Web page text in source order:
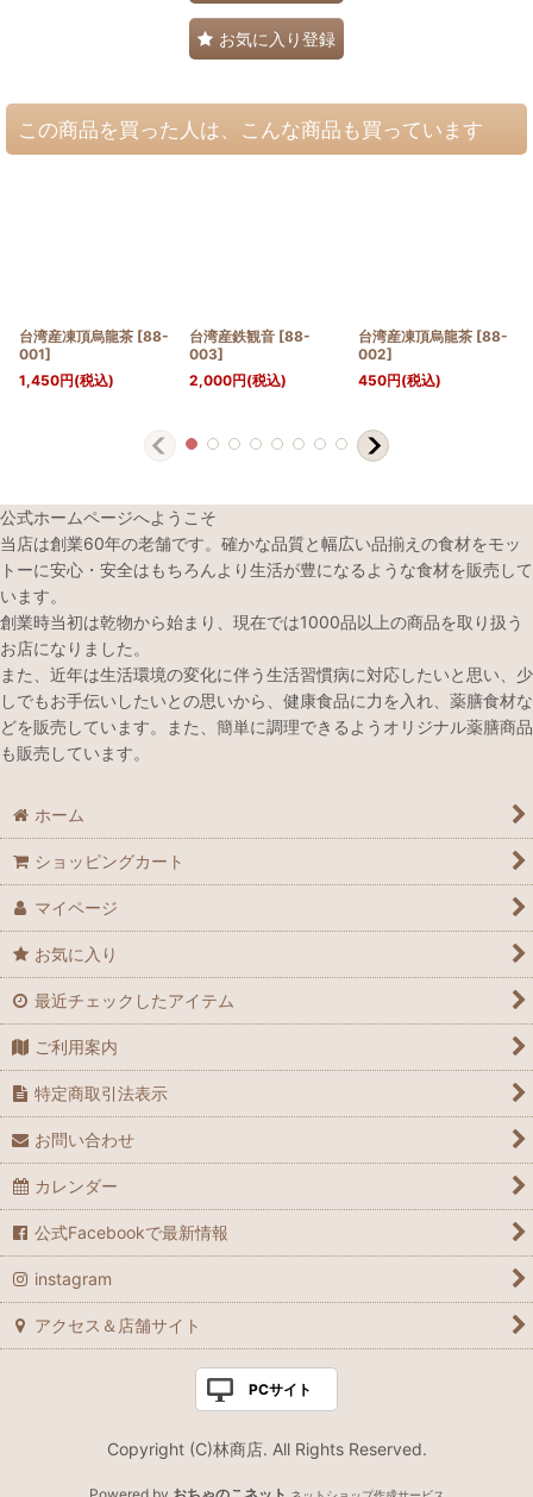
お気に入り登録
この商品を買った人は、こんな商品も買っています
台湾産凍頂烏龍茶 [88-
001]
1,450円(税込)
台湾産鉄観音 [88-
003]
2,000円(税込)
台湾産凍頂烏龍茶 [88-
002]
450円(税込)
公式ホームページへようこそ
当店は創業60年の老舗です。確かな品質と幅広い品揃えの食材をモッ
トーに安心・安全はもちろんより生活が豊になるような食材を販売して
います。
創業時当初は乾物から始まり、現在では1000品以上の商品を取り扱う
お店になりました。
また、近年は生活環境の変化に伴う生活習慣病に対応したいと思い、少
しでもお手伝いしたいとの思いから、健康食品に力を入れ、薬膳食材な
どを販売しています。また、簡単に調理できるようオリジナル薬膳商品
も販売しています。
ホーム
ショッピングカート
マイページ
お気に入り
最近チェックしたアイテム
ご利用案内
特定商取引法表示
お問い合わせ
カレンダー
公式Facebookで最新情報
instagram
アクセス＆店舗サイト
PCサイト
Copyright (C)林商店. All Rights Reserved.